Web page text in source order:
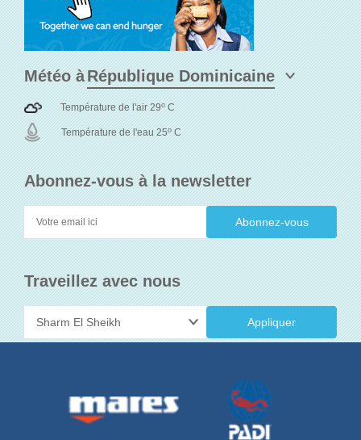
Abonnez-vous à la newsletter
Traveillez avec nous
Appliquer
Météo à
Température de l'air 29o C
Température de l'eau 25o C